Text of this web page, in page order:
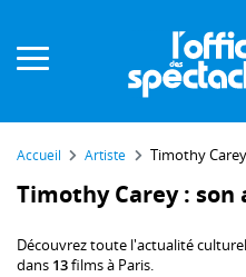
Accueil Artiste Timothy Carey
Timothy Carey :
Découvrez toute l'actualité
dans 13films à Paris.